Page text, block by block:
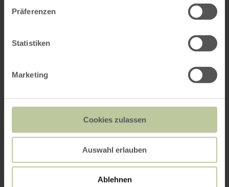
Präferenzen
Statistiken
Marketing
Cookies zulassen
Auswahl erlauben
Ablehnen